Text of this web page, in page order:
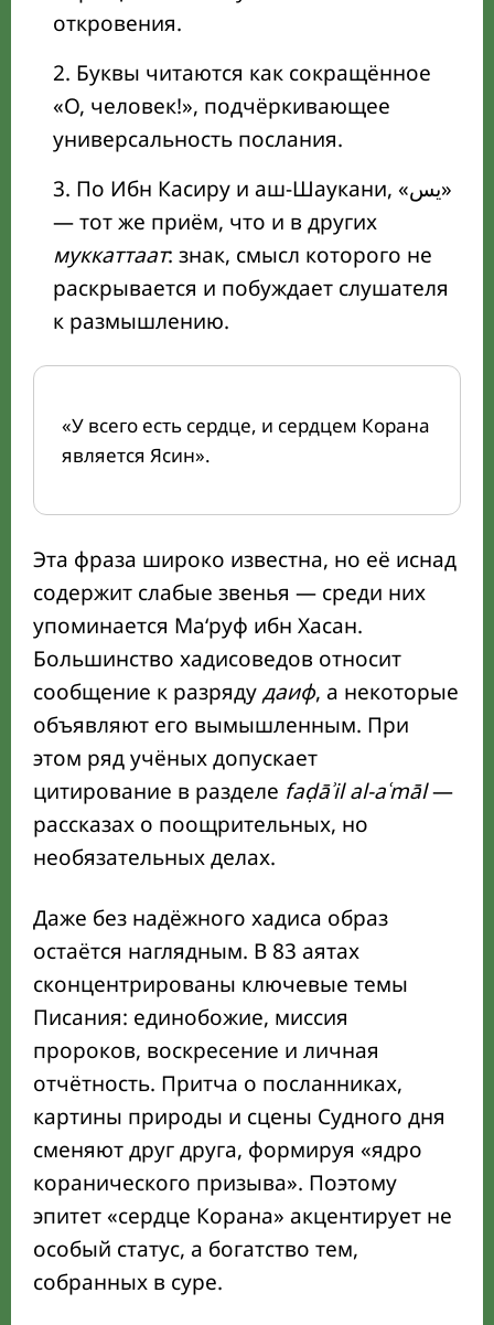
откровения.
Буквы читаются как сокращённое
«О, человек!», подчёркивающее
универсальность послания.
По Ибн Касиру и аш-Шаукани, «يس»
— тот же приём, что и в других
муккаттаат: знак, смысл которого не
раскрывается и побуждает слушателя
к размышлению.
«У всего есть сердце, и сердцем Корана
является Ясин».
Эта фраза широко известна, но её иснад
содержит слабые звенья — среди них
упоминается Ма‘руф ибн Хасан.
Большинство хадисоведов относит
сообщение к разрядудаиф, а некоторые
объявляют его вымышленным. При
этом ряд учёных допускает
цитирование в разделе faḍāʾil al-aʿmāl—
рассказах о поощрительных, но
необязательных делах.
Даже без надёжного хадиса образ
остаётся наглядным. В 83 аятах
сконцентрированы ключевые темы
Писания: единобожие, миссия
пророков, воскресение и личная
отчётность. Притча о посланниках,
картины природы и сцены Судного дня
сменяют друг друга, формируя «ядро
коранического призыва». Поэтому
эпитет «сердце Корана» акцентирует не
особый статус, а богатство тем,
собранных в суре.